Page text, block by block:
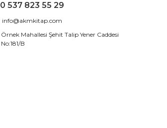
0 537 823 55 29
info@akmkitap.com
Örnek Mahallesi Şehit Talip Yener Caddesi
No:181/B